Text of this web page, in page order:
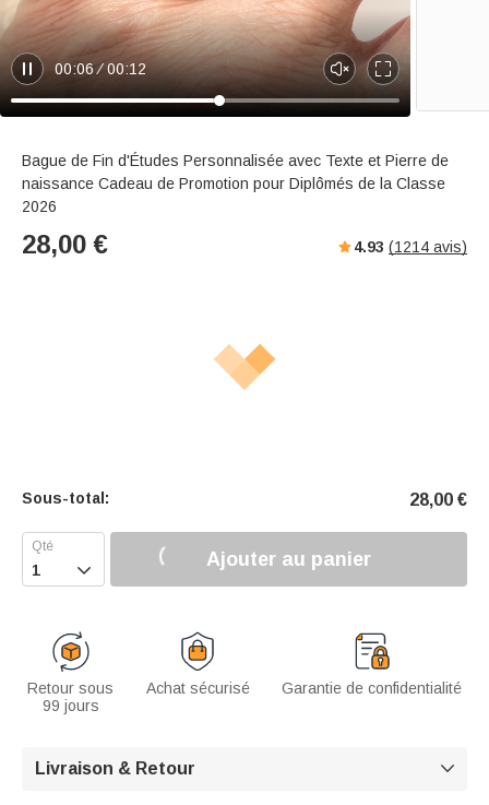
P
a
e
00:06 00:12
U
n
t
e
E
n
e
r
Bague de Fin d'Études Personnalisée avec Texte et Pierre de
naissance Cadeau de Promotion pour Diplômés de la Classe
2026
28,00 € 4.93 (1214 avis)
Sous-total: 28,00 €
 Ajouter au panier
Retour sous
99 jours
Achat sécurisé Garantie de confidentialité
Livraison & Retour 